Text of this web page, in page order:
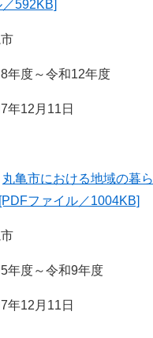
／592KB]
度～令和12年度
月11日
丸亀市における地域の暮
ファイル／1004KB]
度～令和9年度
月11日